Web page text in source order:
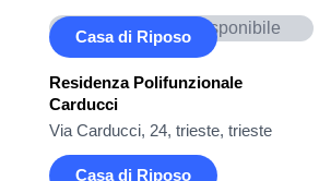
Immagine non disponibile
Casa di Riposo
Residenza Polifunzionale
Carducci
Via Carducci, 24, trieste, trieste
Casa di Riposo